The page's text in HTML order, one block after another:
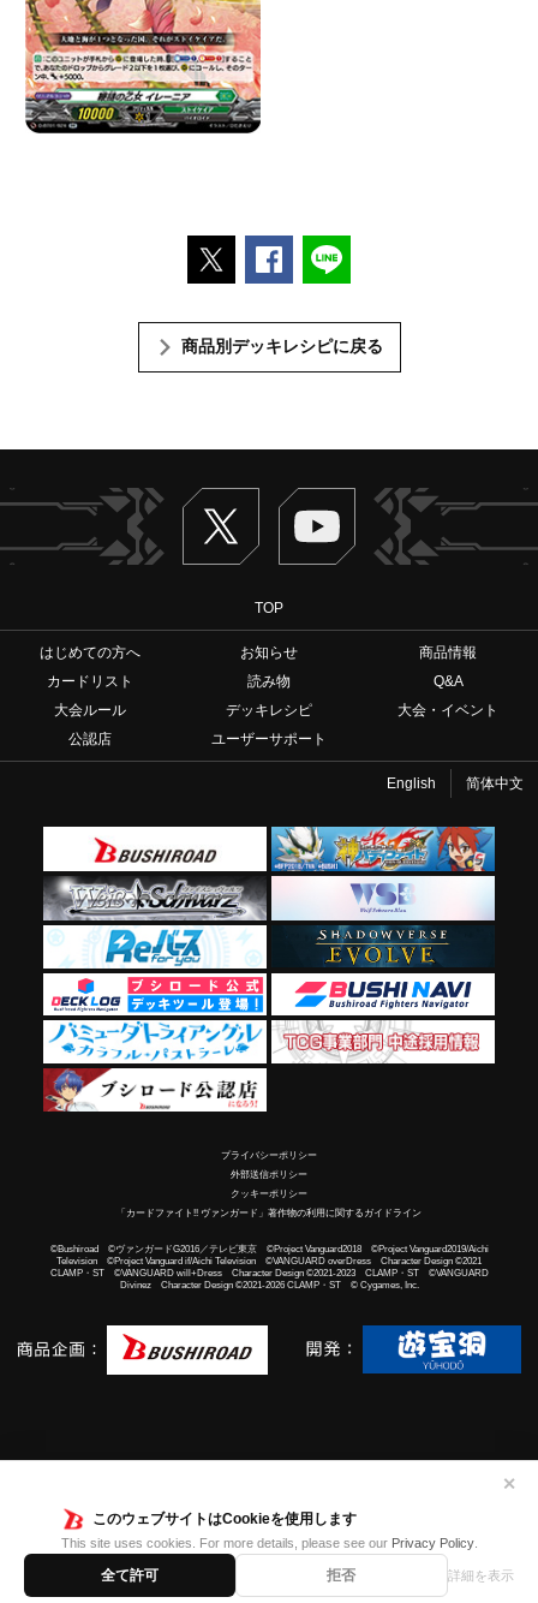
このウェブサイトはCookieを使用します
This site uses cookies. For more details, please see our Privacy Policy.
全て許可 拒否 詳細を表示
✕
ポストするFacebookでシェアする
商品別デッキレシピに戻る
Twitter ヴァンガードch
TOP
はじめての方へ お知らせ
商品情報
カードリスト
読み物
Q&A
大会ルール
デッキレシピ
大会・イベント
公認店
ユーザーサポート
English 简体中文
プライバシーポリシー
外部送信ポリシー
クッキーポリシー
「カードファイト!! ヴァンガード」著作物の利用に関するガイドライン
©Bushiroad ©ヴァンガードG2016／テレビ東京 ©Project Vanguard2018 ©Project Vanguard2019/Aichi
Television ©Project Vanguard if/Aichi Television ©VANGUARD overDress Character Design ©2021
CLAMP・ST ©VANGUARD will+Dress Character Design ©2021-2023 CLAMP・ST ©VANGUARD
Divinez Character Design ©2021-2026 CLAMP・ST © Cygames, Inc.